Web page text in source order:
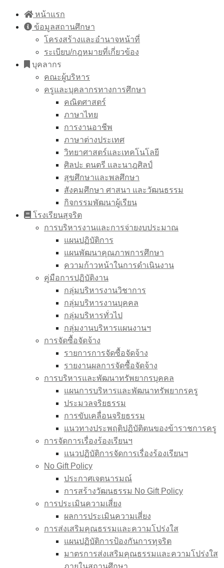
Skip
หน้าแรก
ข้อมูลสถานศึกษา
โครงสร้างและอำนาจหน้าที่
ระเบียบ/กฎหมายที่เกี่ยวข้อง
บุคลากร
คณะผู้บริหาร
ครูและบุคลากรทางการศึกษา
คณิตศาสตร์
ภาษาไทย
การงานอาชีพ
ภาษาต่างประเทศ
วิทยาศาสตร์และเทคโนโลยี
ศิลปะ ดนตรี และนาฎศิลป์
สุขศึกษาและพลศึกษา
สังคมศึกษา ศาสนา และวัฒนธรรม
กิจกรรมพัฒนาผู้เรียน
โรงเรียนสุจริต
การบริหารงานและการจ่ายงบประมาณ
แผนปฏิบัติการ
แผนพัฒนาคุณภาพการศึกษา
ความก้าวหน้าในการดำเนินงาน
คู่มือการปฏิบัติงาน
กลุ่มบริหารงานวิชาการ
กลุ่มบริหารงานบุคคล
กลุ่มบริหารทั่วไป
กลุ่มงานบริหารแผนงานฯ
การจัดซื้อจัดจ้าง
รายการการจัดซื้อจัดจ้าง
รายงานผลการจัดซื้อจัดจ้าง
การบริหารและพัฒนาทรัพยากรบุคคล
แผนการบริหารและพัฒนาทรัพยากรครู
ประมวลจริยธรรม
การขับเคลื่อนจริยธรรม
แนวทางประพฤติปฏิบัติตนของข้าราชการครู
การจัดการเรื่องร้องเรียนฯ
แนวปฏิบัติการจัดการเรื่องร้องเรียนฯ
No Gift Policy
ประกาศเจตนารมณ์
การสร้างวัฒนธรรม No Gift Policy
การประเมินความเสี่ยง
ผลการประเมินความเสี่ยง
การส่งเสริมคุณธรรมและความโปร่งใส
แผนปฏิบัติการป้องกันการทุจริต
มาตรการส่งเสริมคุณธรรมเเละความโปร่งใส
ภายในสถานศึกษา